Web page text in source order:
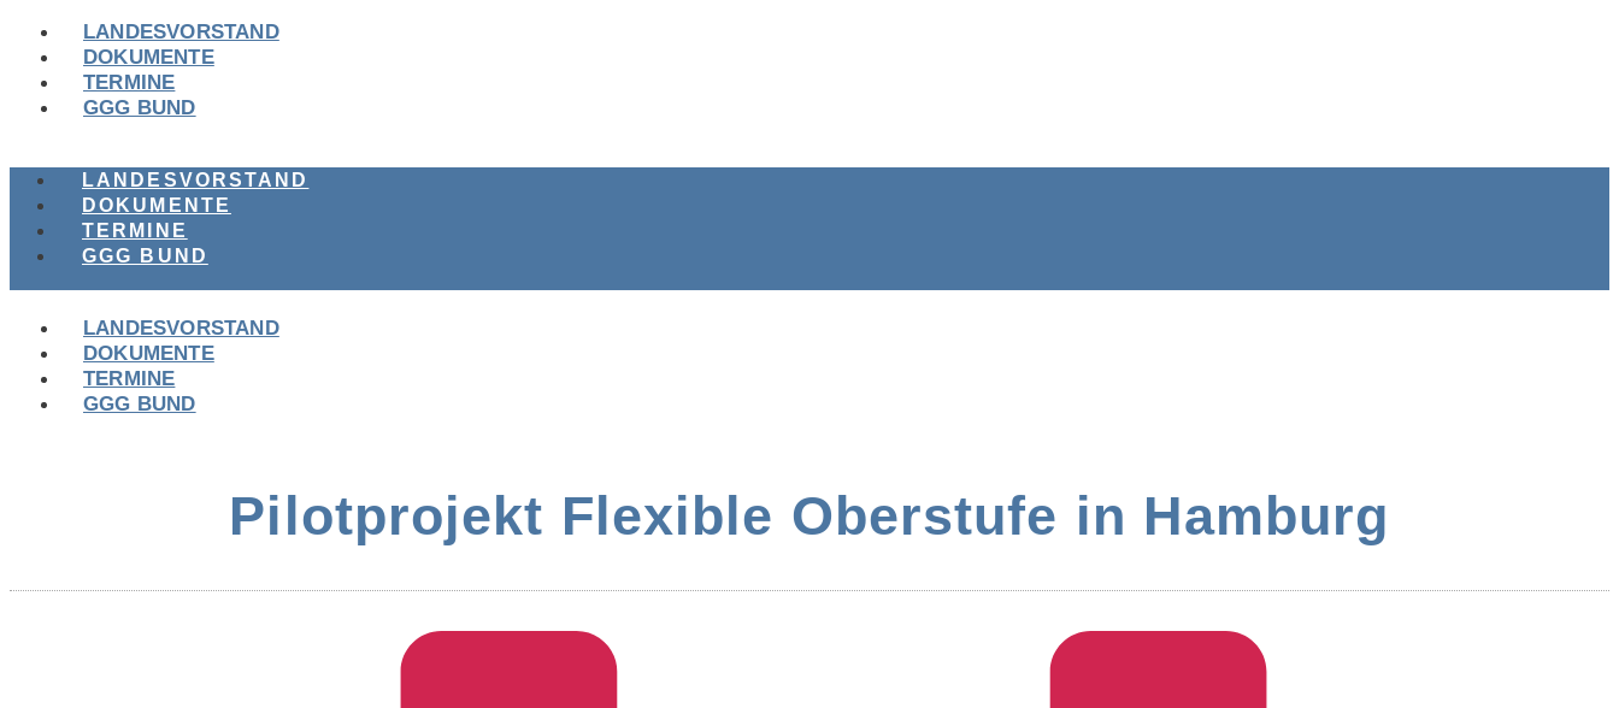
LANDESVORSTAND
DOKUMENTE
TERMINE
GGG BUND
LANDESVORSTAND
DOKUMENTE
TERMINE
GGG BUND
LANDESVORSTAND
DOKUMENTE
TERMINE
GGG BUND
Pilotprojekt Flexible Oberstufe in Hamburg